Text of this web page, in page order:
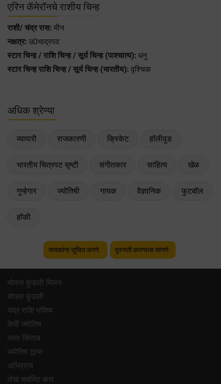
एरिन कॅमेरॉनचे राशीय चिन्ह
राशी/ चंद्र रास: मीन
नक्षत्र: उ0भाद्रपद
स्टार चिन्ह / राशि चिन्ह / सूर्य चिन्ह (पाश्चात्य): धनु
स्टार चिन्ह राशि चिन्ह / सूर्य चिन्ह (भारतीय): वृश्चिक
अधिक श्रेण्या
व्यापारी राजकारणी क्रिकेट हॉलीवुड
भारतीय चित्रपट सृष्टी संगीतकार साहित्य खेळ
गुन्हेगार ज्योतिषी गायक वैज्ञानिक फुटबॉल
हॉकी
नायकांना सूचित करणे. दुरुस्ती करण्यास सांगणे.
मोफत कुंडली मिलन
मोफत कुंडली
चंद्र राशि भविष्य
केपी ज्योतिष
लाल किताब
ज्योतिष टूल्स
अभिप्राय
लेख सबमिट करा